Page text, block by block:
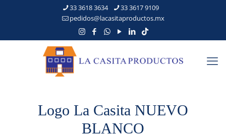
33 3618 3634
33 3617 9109
pedidos@lacasitaproductos.mx
Logo La Casita NUEVO
BLANCO